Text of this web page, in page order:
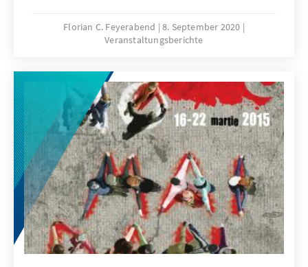
Florian C. Feyerabend
8. September 2020
Veranstaltungsberichte